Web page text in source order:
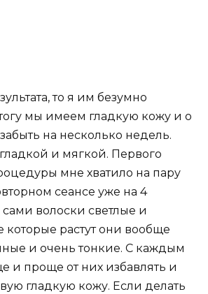
то я им безумно
мы имеем гладкую кожу и о
на несколько недель.
и мягкой. Первого
мне хватило на пару
сеансе уже на 4
волоски светлые и
которые растут они вообще
и очень тонкие. С каждым
и проще от них избавлять и
гладкую кожу. Если делать